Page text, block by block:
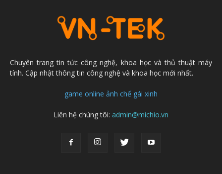
Chuyên trang tin tức công nghệ, khoa học và thủ thuật máy
tính. Cập nhật thông tin công nghệ và khoa học mới nhất.
game online ảnh chế gái xinh
Liên hệ chúng tôi: admin@michio.vn